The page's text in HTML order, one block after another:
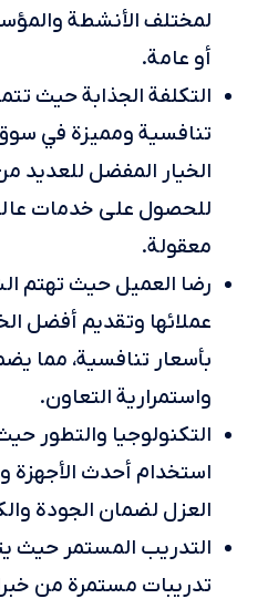
لمختلف الأنشطة
أو عامة.
التكلفة الجذابة حيث
تنافسية ومميزة في
الخيار المفضل للعديد
للحصول على خدمات
معقولة.
رضا العميل حيث تهتم
عملائها وتقديم أفضل
بأسعار تنافسية، مما
واستمرارية التعاون.
التكنولوجيا والتطور
استخدام أحدث الأجهزة
العزل لضمان الجودة
التدريب المستمر حيث
تدريبات مستمرة من